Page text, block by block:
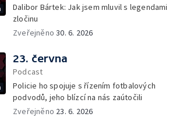
Dalibor Bártek: Jak jsem mluvil s legendami
zločinu
Zveřejněno30. 6. 2026
23. června
Podcast
Policie ho spojuje s řízením fotbalových
podvodů, jeho blízcí na nás zaútočili
Zveřejněno 23. 6. 2026